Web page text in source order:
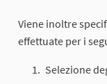
Viene inoltre
effettuate per i
Selezione